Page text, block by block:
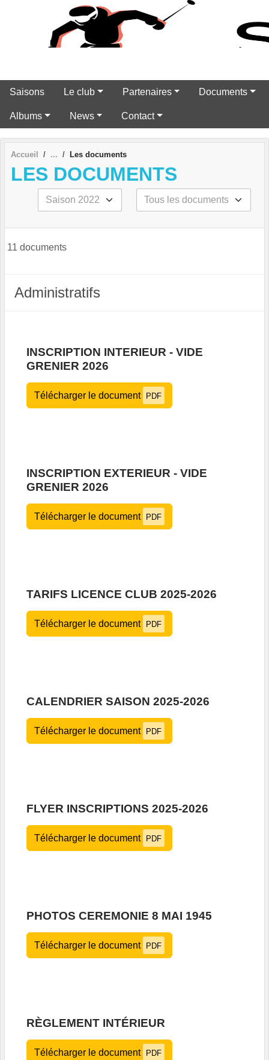
Saisons Le club Partenaires Documents
Albums News Contact
Accueil Les documents
LES DOCUMENTS
11 documents
Administratifs
INSCRIPTION INTERIEUR - VIDE
GRENIER 2026
Télécharger le document PDF
INSCRIPTION EXTERIEUR - VIDE
GRENIER 2026
Télécharger le document PDF
TARIFS LICENCE CLUB 2025-2026
Télécharger le document PDF
CALENDRIER SAISON 2025-2026
Télécharger le document PDF
FLYER INSCRIPTIONS 2025-2026
Télécharger le document PDF
PHOTOS CEREMONIE 8 MAI 1945
Télécharger le document PDF
RÈGLEMENT INTÉRIEUR
Télécharger le document PDF
Panneau de gestion des cookies